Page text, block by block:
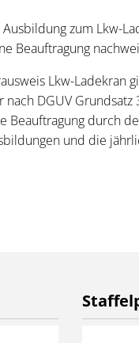
zum Lkw-
Beauftragung
Lkw-Ladekran
nach DGUV
Beauftragung durch
und die